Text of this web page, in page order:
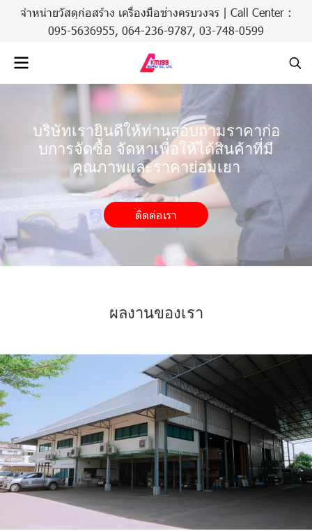
จำหน่ายวัสดุก่อสร้าง เครื่องมือช่างครบวงจร | Call Center :
095-5636955, 064-236-9787, 03-748-0599
บริษัทเรายินดีให้ท่านสอบถามราคาก่อ
บการจัดซื้อ จัดหาเพื่อให้ได้สินค้าที่มี
คุณภาพและราคาย่อมเยา
ติดต่อเรา
ผลงานของเรา